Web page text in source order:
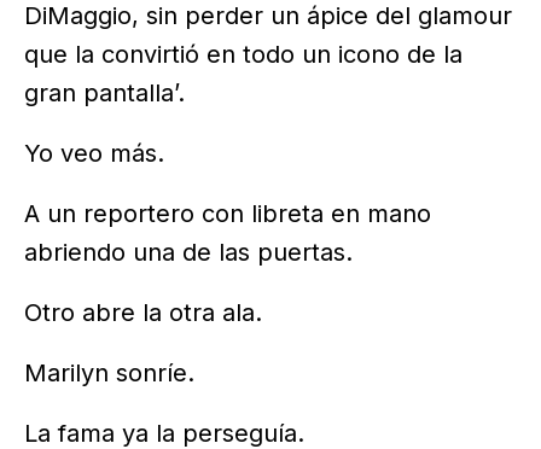
DiMaggio, sin perder un ápice del glamour
que la convirtió en todo un icono de la
gran pantalla’.
Yo veo más.
A un reportero con libreta en mano
abriendo una de las puertas.
Otro abre la otra ala.
Marilyn sonríe.
La fama ya la perseguía.